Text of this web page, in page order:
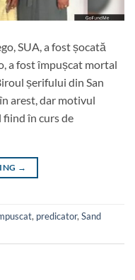
SUA, a fost șocată
a fost împușcat mortal
șerifului din San
arest, dar motivul
fiind în curs de
→
, predicator, Sand